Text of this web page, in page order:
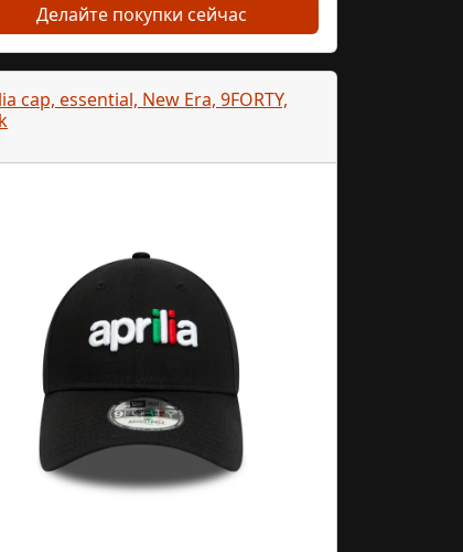
Делайте покупки сейчас
cap, essential, New Era, 9FORTY,